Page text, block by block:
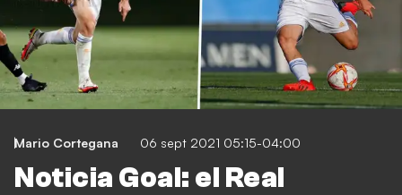
Mario Cortegana 06 sept 2021 05:15-04:00
Noticia Goal: el Real